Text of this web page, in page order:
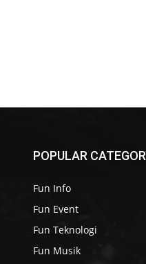
POPULAR
Fun Info
Fun Event
Fun Teknologi
Fun Musik